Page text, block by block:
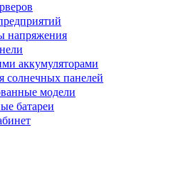
напряжения
аккумуляторами
солнечных панелей
модели
батареи